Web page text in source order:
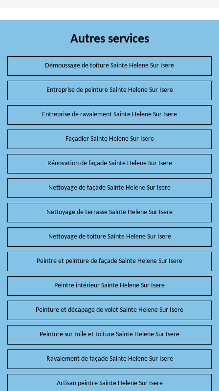
Autres services
Démoussage de toiture Sainte Helene Sur Isere
Entreprise de peinture Sainte Helene Sur Isere
Entreprise de ravalement Sainte Helene Sur Isere
Façadier Sainte Helene Sur Isere
Rénovation de façade Sainte Helene Sur Isere
Nettoyage de façade Sainte Helene Sur Isere
Nettoyage de terrasse Sainte Helene Sur Isere
Nettoyage de toiture Sainte Helene Sur Isere
Peintre et peinture de façade Sainte Helene Sur Isere
Peintre intérieur Sainte Helene Sur Isere
Peinture et décapage de volet Sainte Helene Sur Isere
Peinture sur tuile et toiture Sainte Helene Sur Isere
Ravalement de façade Sainte Helene Sur Isere
Artisan peintre Sainte Helene Sur Isere